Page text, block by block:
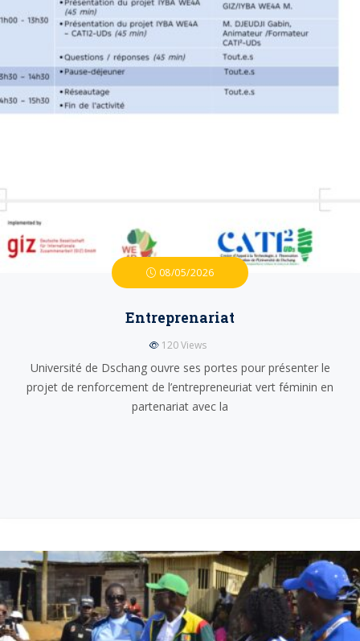
08/05/2026
Entreprenariat
120Views
Université de Dschang ouvre ses portes pour présenter le
projet de renforcement de l’entrepreneuriat vert féminin en
partenariat avec la